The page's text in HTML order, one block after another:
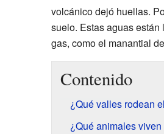
volcánico dejó huellas.
suelo. Estas aguas
gas, como el manantial
Contenido
¿Qué valles rodean
¿Qué animales